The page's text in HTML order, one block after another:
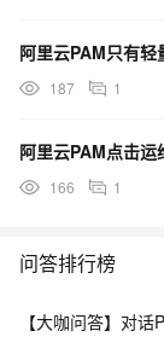
阿里云PAM只有轻
187 1
166 1
问答排行榜